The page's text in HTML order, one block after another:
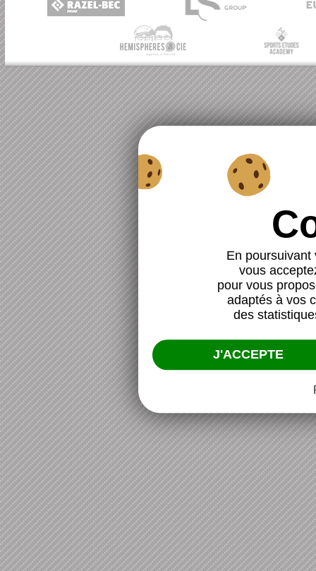
En poursuivant
vous
pour vous
adaptés à vos
des
J'ACCEPTE